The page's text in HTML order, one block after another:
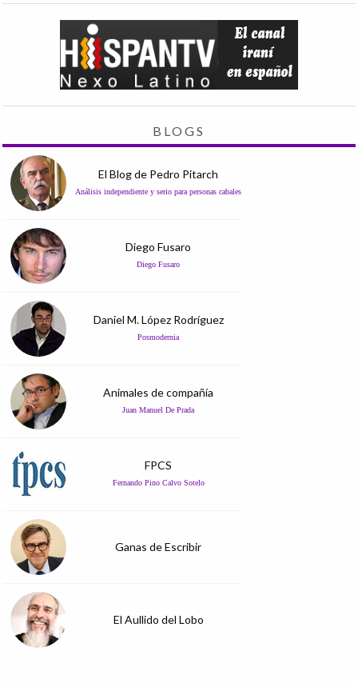
BLOGS
El Blog de Pedro Pitarch
Análisis independiente y serio para personas cabales
Diego Fusaro
Diego Fusaro
Daniel M. López Rodríguez
Posmodernia
Animales de compañía
Juan Manuel De Prada
FPCS
Fernando Pino Calvo Sotelo
Ganas de Escribir
El Aullido del Lobo